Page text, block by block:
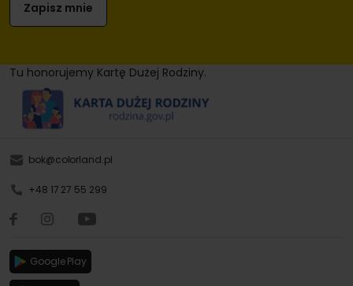
Tu honorujemy Kartę Dużej Rodziny.
bok@colorland.pl
+48 17 27 55 299
Google Play